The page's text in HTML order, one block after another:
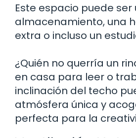
Este espacio puede
almacenamiento, una
extra o incluso un
¿Quién no querría un
en casa para leer o
inclinación del techo
atmósfera única y
perfecta para la